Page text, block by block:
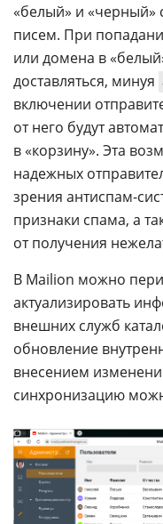
«белый» и «черный»
писем. При
или домена в
доставляться, минуя
включении
от него будут
в «корзину». Эта
надежных
зрения антиспам-
признаки спама, а
от получения
В Mailion можно
актуализировать
внешних служб
обновление
внесением
синхронизацию